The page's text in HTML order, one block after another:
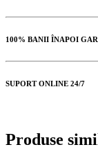
100% BANII ÎNAPOI
SUPORT ONLINE 24/7
Produse